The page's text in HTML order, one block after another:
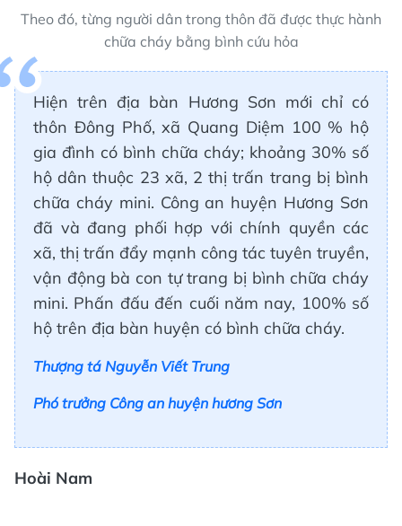
Theo đó, từng người dân trong thôn đã được thực hành
chữa cháy bằng bình cứu hỏa
Hiện trên địa bàn Hương Sơn mới chỉ có
thôn Đông Phố, xã Quang Diệm 100 % hộ
gia đình có bình chữa cháy; khoảng 30% số
hộ dân thuộc 23 xã, 2 thị trấn trang bị bình
chữa cháy mini. Công an huyện Hương Sơn
đã và đang phối hợp với chính quyền các
xã, thị trấn đẩy mạnh công tác tuyên truyền,
vận động bà con tự trang bị bình chữa cháy
mini. Phấn đấu đến cuối năm nay, 100% số
hộ trên địa bàn huyện có bình chữa cháy.
Thượng tá Nguyễn Viết Trung
Phó trưởng Công an huyện hương Sơn
Hoài Nam